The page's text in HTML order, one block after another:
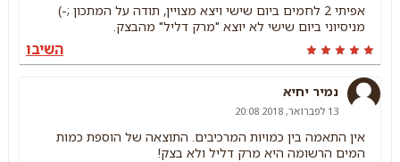
אפיתי 2 לחמים ביום שישי ויצא מצויין, תודה על המתכון ;-)
מניסיוני ביום שישי לא יוצא "מרק דליל" מהבצק.
השיבו
נמיר יחיא
13 לפברואר, 2018 20:08
אין התאמה בין כמויות המרכיבים. התוצאה של הוספת כמות
המים הרשומה היא מרק דליל ולא בצק!